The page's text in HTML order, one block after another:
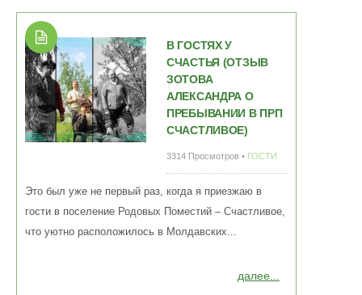
В ГОСТЯХ У
СЧАСТЬЯ (ОТЗЫВ
ЗОТОВА
АЛЕКСАНДРА О
ПРЕБЫВАНИИ В ПРП
СЧАСТЛИВОЕ)
3314 Просмотров • ГОСТИ
далее...
Это был уже не первый раз, когда я приезжаю в
гости в поселение Родовых Поместий – Счастливое,
что уютно расположилось в Молдавских...